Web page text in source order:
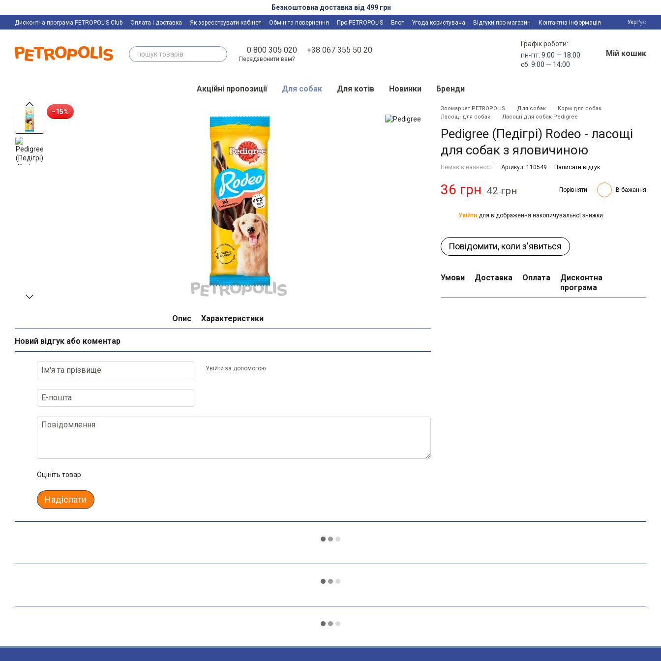
Безкоштовна доставка від 499 грн
Дисконтна програма PETROPOLIS Club Оплата і доставка Як зареєструвати кабінет Обмін та повернення Про PETROPOLIS Блог Угода користувача Відгуки про магазин Контактна інформація УкрРус
0 800 305 020 +38 067 355 50 20
Передзвонити вам?
Графік роботи:
пн-пт: 9:00 — 18:00
сб: 9:00 — 14:00
Мій кошик
Акційні пропозиції Для собак Для котів Новинки Бренди
−15%
Опис Характеристики
Новий відгук або коментар
Увійти за допомогою
Оцініть товар
Надіслати
Зоомаркет PETROPOLIS Для собак
Корм для собак
Ласощі для собак
Ласощі для собак Pedigree
Pedigree (Педігрі) Rodeo - ласощі
для собак з яловичиною
Немає в наявності Артикул: 110549 Написати відгук
36 грн 42 грн Порівняти В бажання
Увійти для відображення накопичувальної знижки
Повідомити, коли з'явиться
Умови Доставка Оплата
Дисконтна
програма